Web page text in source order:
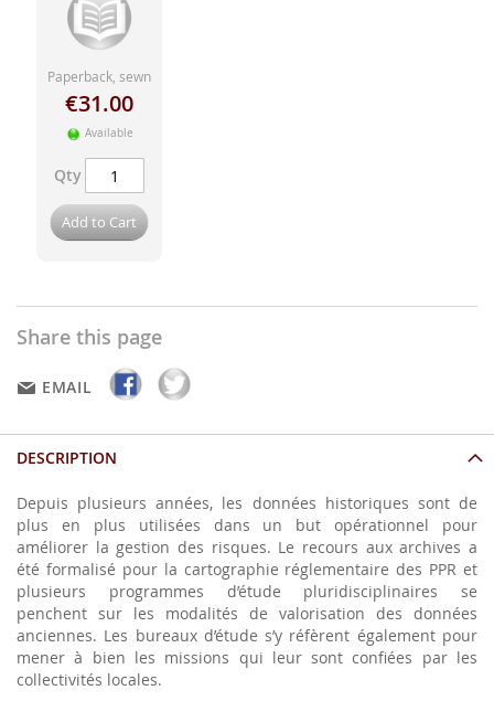
Paperback, sewn
€31.00
Available
Qty
Add to Cart
Share this page
EMAIL
DESCRIPTION
Depuis plusieurs années, les données historiques sont de
plus en plus utilisées dans un but opérationnel pour
améliorer la gestion des risques. Le recours aux archives a
été formalisé pour la cartographie réglementaire des PPR et
plusieurs programmes d’étude pluridisciplinaires se
penchent sur les modalités de valorisation des données
anciennes. Les bureaux d’étude s’y réfèrent également pour
mener à bien les missions qui leur sont confiées par les
collectivités locales.